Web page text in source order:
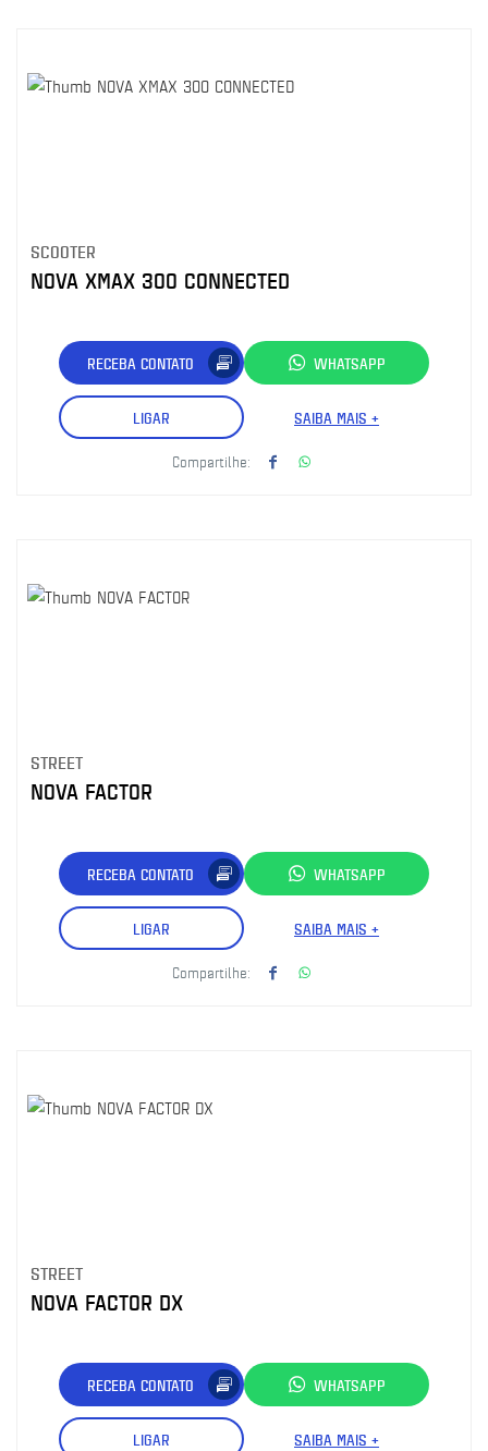
SCOOTER
NOVA XMAX 300 CONNECTED
RECEBA CONTATO WHATSAPP
LIGAR SAIBA MAIS +
Compartilhe:
STREET
NOVA FACTOR
RECEBA CONTATO WHATSAPP
LIGAR SAIBA MAIS +
Compartilhe:
STREET
NOVA FACTOR DX
RECEBA CONTATO WHATSAPP
LIGAR SAIBA MAIS +